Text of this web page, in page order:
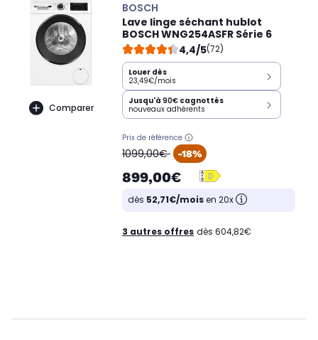
Comparer
BOSCH
Lave linge séchant hublot
BOSCH WNG254ASFR Série 6
4,4/5(72)
Louer dès
23,49€/mois
Jusqu'à 90€ cagnottés
nouveaux adhérents
Prix de référence
oldPrice
1099,00€ -18%
899,00€
dès 52,71€/moisen 20x
3 autres offres dès 604,82€